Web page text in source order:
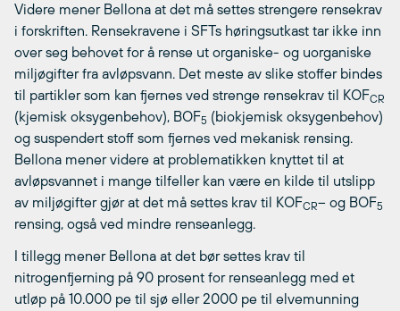
Videre mener Bellona at det må settes strengere rensekrav
i forskriften. Rensekravene i SFTs høringsutkast tar ikke inn
over seg behovet for å rense ut organiske- og uorganiske
miljøgifter fra avløpsvann. Det meste av slike stoffer bindes
til partikler som kan fjernes ved strenge rensekrav til KOFCR
(kjemisk oksygenbehov), BOF5 (biokjemisk oksygenbehov)
og suspendert stoff som fjernes ved mekanisk rensing.
Bellona mener videre at problematikken knyttet til at
avløpsvannet i mange tilfeller kan være en kilde til utslipp
av miljøgifter gjør at det må settes krav til KOFCR– og BOF5
rensing, også ved mindre renseanlegg.
I tillegg mener Bellona at det bør settes krav til
nitrogenfjerning på 90 prosent for renseanlegg med et
utløp på 10.000 pe til sjø eller 2000 pe til elvemunning